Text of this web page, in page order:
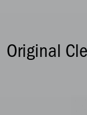
Original